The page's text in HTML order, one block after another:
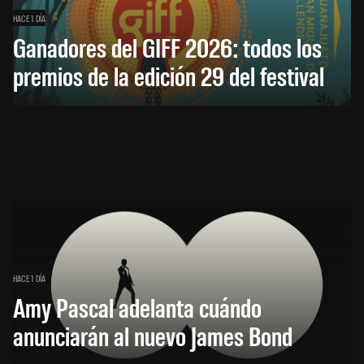
HACE 1 DÍA
Ganadores del GIFF 2026: todos los
premios de la edición 29 del festival
HACE 1 DÍA
Amy Pascal adelanta cuándo
anunciarán al nuevo James Bond